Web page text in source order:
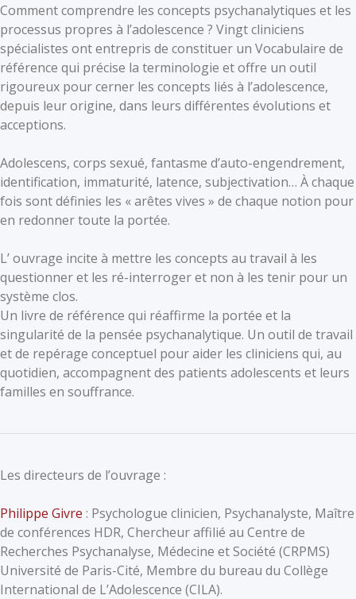
Comment comprendre les concepts psychanalytiques et les
processus propres à l’adolescence ? Vingt cliniciens
spécialistes ont entrepris de constituer un Vocabulaire de
référence qui précise la terminologie et offre un outil
rigoureux pour cerner les concepts liés à l’adolescence,
depuis leur origine, dans leurs différentes évolutions et
acceptions.
Adolescens, corps sexué, fantasme d’auto-engendrement,
identification, immaturité, latence, subjectivation… À chaque
fois sont définies les « arêtes vives » de chaque notion pour
en redonner toute la portée.
L’ ouvrage incite à mettre les concepts au travail à les
questionner et les ré-interroger et non à les tenir pour un
système clos.
Un livre de référence qui réaffirme la portée et la
singularité de la pensée psychanalytique. Un outil de travail
et de repérage conceptuel pour aider les cliniciens qui, au
quotidien, accompagnent des patients adolescents et leurs
familles en souffrance.
Les directeurs de l’ouvrage :
Philippe Givre : Psychologue clinicien, Psychanalyste, Maître
de conférences HDR, Chercheur affilié au Centre de
Recherches Psychanalyse, Médecine et Société (CRPMS)
Université de Paris-Cité, Membre du bureau du Collège
International de L’Adolescence (CILA).